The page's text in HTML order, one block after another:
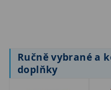
Upínací prvky 13
Závaží3
Ručně vybrané a
doplňky